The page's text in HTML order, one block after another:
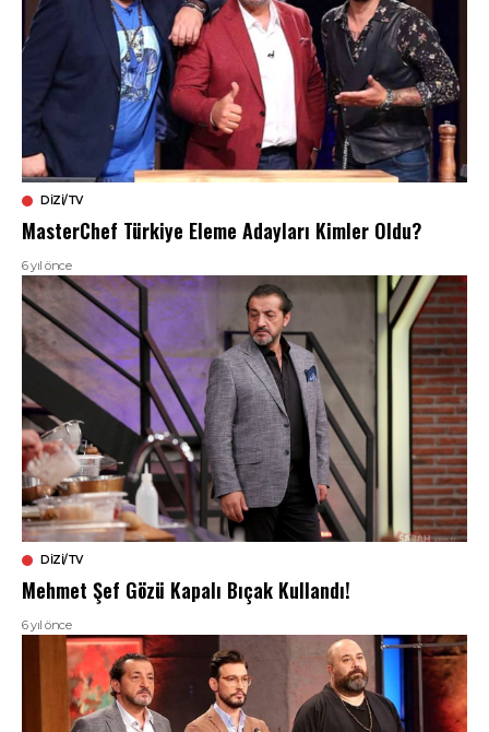
DIZI/TV
MasterChef Türkiye Eleme Adayları Kimler Oldu?
6 yıl önce
DIZI/TV
Mehmet Şef Gözü Kapalı Bıçak Kullandı!
6 yıl önce